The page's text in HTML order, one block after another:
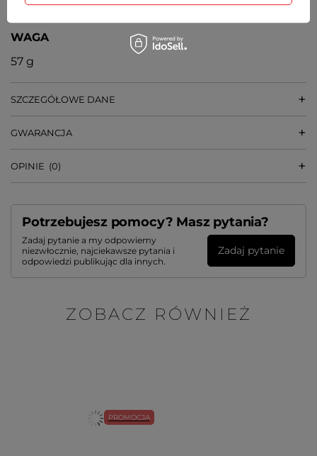
WAGA
57 g
SZCZEGÓŁOWE DANE
GWARANCJA
OPINIE (0)
Potrzebujesz pomocy? Masz pytania?
Zadaj pytanie a my odpowiemy
niezwłocznie, najciekawsze pytania i
odpowiedzi publikując dla innych.
Zadaj pytanie
ZOBACZ RÓWNIEŻ
PROMOCJA